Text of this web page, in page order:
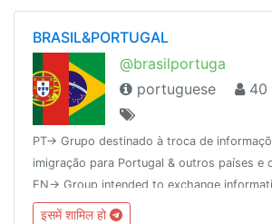
BRASIL&PORTUGAL
@brasilportuga
portuguese
40
PT-> Grupo destinado à troca de
imigração para Portugal & outros países e
EN-> Group intended to exchange
immigration to Portugal & other countries
इसमें शामिल हो